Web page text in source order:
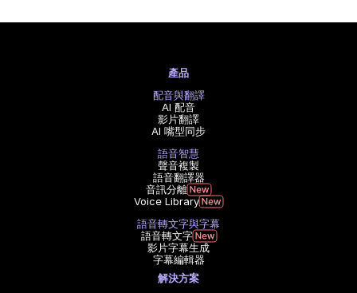
產品
配音與翻譯
AI 配音
影片翻譯
AI 嘴型同步
語音智慧
聲音複製
語音翻譯器
音訊分離
Voice Library
語音轉文字與字幕
語音轉文字
影片字幕生成
字幕編輯器
解決方案